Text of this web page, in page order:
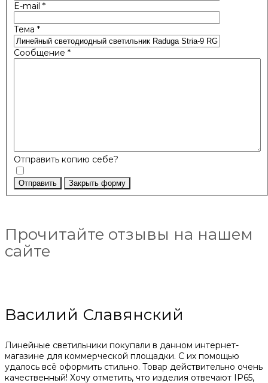
E-mail *
Тема *
Сообщение *
Отправить копию себе?
Отправить Закрыть форму
Прочитайте отзывы на нашем
сайте
Василий Славянский
Линейные светильники покупали в данном интернет-
магазине для коммерческой площадки. С их помощью
удалось всё оформить стильно. Товар действительно очень
качественный! Хочу отметить, что изделия отвечают IP65,